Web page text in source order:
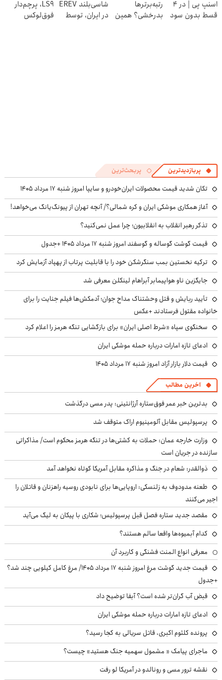
پرسش‌نامه
اسنپ پی | در ۴
قسط بدون سود
رتبه‌برترها
بدرخشی؟ همین
شاسی‌بلند EREV
در ایران، توسط
LS9، پرچم‌دار
فوق‌لوکس
پربازدیدترین پربحث‌ترین
تکان شدید قیمت محصولات ایران‌خودرو و سایپا امروز شنبه ۱۷ مرداد ۱۴۰۵
آغاز همکاری موشکی ایران و کره شمالی؟/ آنچه تهران از پیونگ‌یانگ می‌خواهد!
تذکر رهبر انقلاب به انقلابیون؛ چرا عمل نمی‌کنید؟
قیمت گوشت گوساله و گوسفند امروز شنبه ۱۷ مرداد ۱۴۰۵ +جدول
ترکیه نخستین بمب سنگرشکن خود را با قابلیت پرتاب از پهپاد آزمایش کرد
جایگزین ناو هواپیمابر آبراهام لینکلن معرفی شد
تأیید ربایش و قتل وحشتناک مداح جوان؛ آدمکش‌ها فیلم جنایت را برای
خانواده مقتول فرستادند +عکس
سخنگوی سپاه «شرط اصلی ایران» برای بازگشایی تنگه هرمز را اعلام کرد
ادعای تازه امارات درباره حمله موشکی ایران
قیمت دلار بازار آزاد امروز شنبه ۱۷ مرداد ۱۴۰۵
آخرین مطالب
بدترین خبر عمر فوق‌ستاره آرژانتینی: پدر مسی درگذشت
پرسپولیس مقابل آلومینیوم اراک متوقف شد
وزارت خارجه عمان: حملات به کشتی‌ها در تنگه هرمز محکوم است/ مذاکراتی
سازنده در جریان است
ذوالقدر: شعام در جنگ و مذاکره مقابل آمریکا کوتاه نخواهد آمد
طعنه مدودوف به زلنسکی: اروپایی‌ها برای نابودی روسیه راهزنان و قاتلان را
اجیر می‌کنند
مقصد جدید ستاره فصل قبل پرسپولیس؛ شکاری با پیکان به لیگ می‌آید
کدام آبمیوه‌ها واقعا سالم هستند؟
معرفی انواع المنت فشنگی و کاربرد آن
قیمت جدید گوشت مرغ امروز شنبه ۱۷ مرداد ۱۴۰۵/ مرغ کامل کیلویی چند شد؟
+جدول
قبض آب گران‌تر شده است؟ آبفا توضیح داد
ادعای تازه امارات درباره حمله موشکی ایران
پرونده کلثوم اکبری، قاتل سریالی به کجا رسید؟
ماجرای پیامک « مشمول سهمیه جنگ هستید» چیست؟
نقشه ترور مسی و رونالدو در آمریکا لو رفت